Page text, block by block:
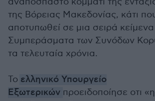
της Βόρειας Μακεδονίας, κάτι
αποτυπωθεί σε μια σειρά
Συμπεράσματα των Συνόδων
τα τελευταία χρόνια.
Το ελληνικό Υπουργείο
Εξωτερικών προειδοποίησε οτι